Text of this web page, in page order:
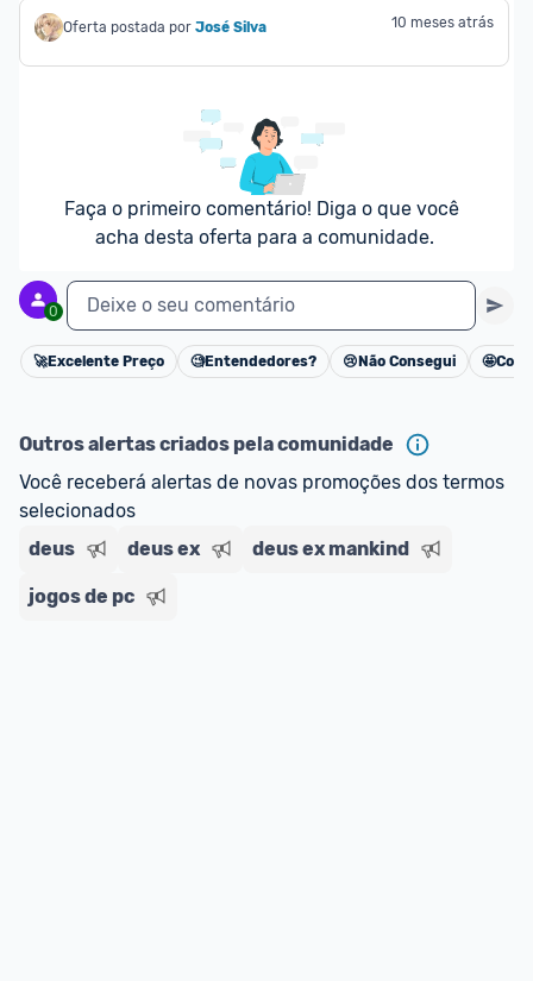
Oferta postada por José Silva 10 meses atrás
Faça o primeiro comentário! Diga o que você
acha desta oferta para a comunidade.
0 Deixe o seu comentário
Cancelar
🚀Excelente Preço 🧐Entendedores? 😢 Não Consegui 🤩
Outros alertas criados pela comunidade
Você receberá alertas de novas promoções dos termos
selecionados
deus
deus ex deus ex mankind
jogos de pc